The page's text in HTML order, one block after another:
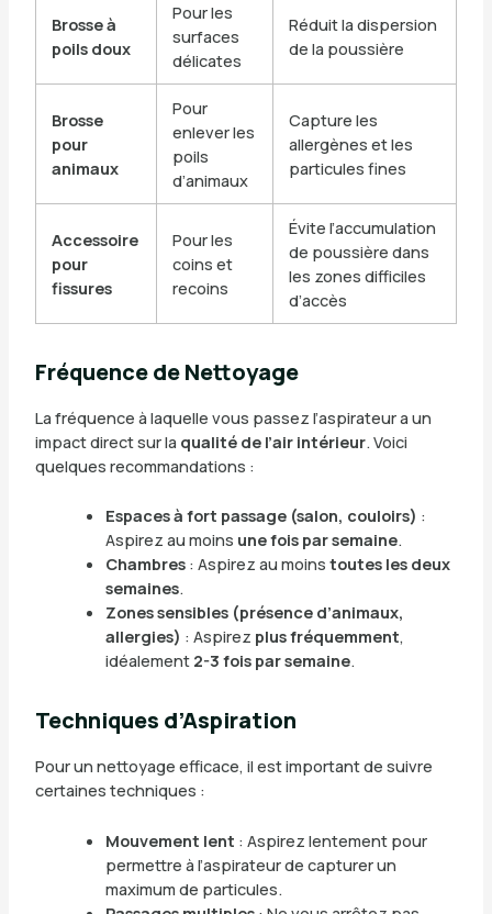
Brosse à
poils doux
Pour les
surfaces
délicates
Réduit la dispersion
de la poussière
Brosse
pour
animaux
Pour
enlever les
poils
d’animaux
Capture les
allergènes et les
particules fines
Accessoire
pour
fissures
Pour les
coins et
recoins
Évite l’accumulation
de poussière dans
les zones difficiles
d’accès
Fréquence de Nettoyage
La fréquence à laquelle vous passez l’aspirateur a un
impact direct sur la qualité de l’air intérieur. Voici
quelques recommandations :
Espaces à fort passage (salon, couloirs) :
Aspirez au moins une fois par semaine.
Chambres: Aspirez au moins toutes les deux
semaines.
Zones sensibles (présence d’animaux,
allergies) : Aspirez plus fréquemment,
idéalement 2-3 fois par semaine.
Techniques d’Aspiration
Pour un nettoyage efficace, il est important de suivre
certaines techniques :
Mouvement lent : Aspirez lentement pour
permettre à l’aspirateur de capturer un
maximum de particules.